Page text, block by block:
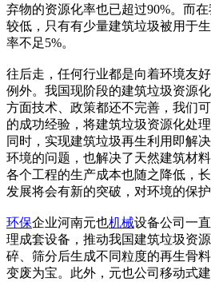
弃物的资源化率也已超过90%。而
较低，只有有少量建筑垃圾被用于
率不足5%。
往后走，任何行业都是向着环境友
例外。我国现阶段的建筑垃圾资源
方面技术、政策都还不完善，我们
的成功经验，将建筑垃圾资源化处
同时，实现建筑垃圾再生利用即解
环境的问题，也解决了天然建筑材
各个工程的生产成本也随之降低，
发展将会有新的突破，对环境的保
环保企业河南元也机械设备公司一
理成套设备，推动我国建筑垃圾资
碎、筛分后生成不同粒度的再生骨
变废为宝。此外，元也公司移动式